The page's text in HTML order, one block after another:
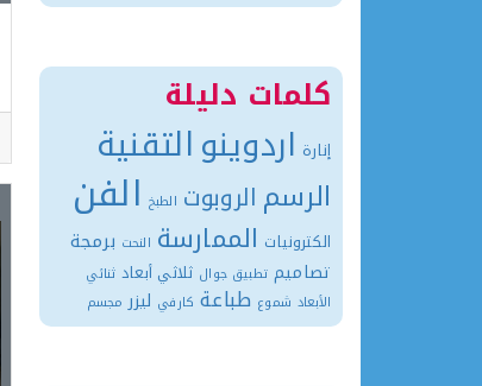
كلمات دليلة
إنارة اردوينوالتقنية
الرسم الروبوت الطبخ الفن
الكترونيات الممارسة النحت برمجة
تصاميم تطبيق جوال ثلاثي أبعاد ثنائي
الأبعاد شموع طباعة كارفي ليزر مجسم